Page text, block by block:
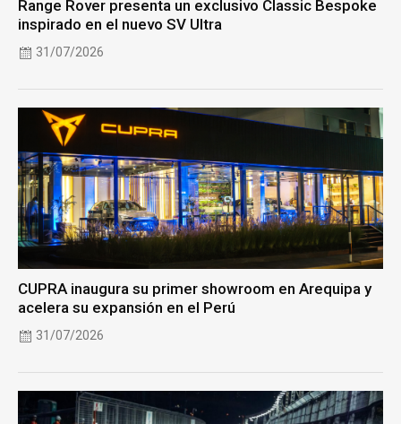
Range Rover presenta un exclusivo Classic Bespoke
inspirado en el nuevo SV Ultra
31/07/2026
CUPRA inaugura su primer showroom en Arequipa y
acelera su expansión en el Perú
31/07/2026